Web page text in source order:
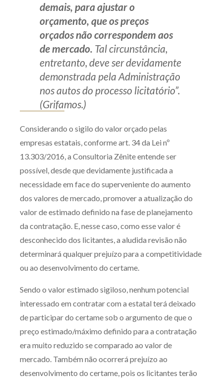
demais, para ajustar o
orçamento, que os preços
orçados não correspondem aos
de mercado. Tal circunstância,
entretanto, deve ser devidamente
demonstrada pela Administração
nos autos do processo licitatório”.
(Grifamos.)
Considerando o sigilo do valor orçado pelas
empresas estatais, conforme art. 34 da Lei nº
13.303/2016, a Consultoria Zênite entende ser
possível, desde que devidamente justificada a
necessidade em face do superveniente do aumento
dos valores de mercado, promover a atualização do
valor de estimado definido na fase de planejamento
da contratação. E, nesse caso, como esse valor é
desconhecido dos licitantes, a aludida revisão não
determinará qualquer prejuízo para a competitividade
ou ao desenvolvimento do certame.
Sendo o valor estimado sigiloso, nenhum potencial
interessado em contratar com a estatal terá deixado
de participar do certame sob o argumento de que o
preço estimado/máximo definido para a contratação
era muito reduzido se comparado ao valor de
mercado. Também não ocorrerá prejuízo ao
desenvolvimento do certame, pois os licitantes terão